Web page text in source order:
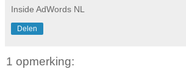
Inside AdWords NL
Delen
1 opmerking: